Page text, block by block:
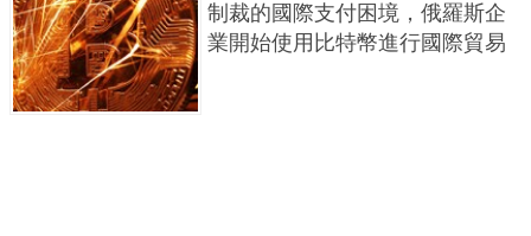
制裁的國際支付困境，俄羅斯企
業開始使用比特幣進行國際貿易